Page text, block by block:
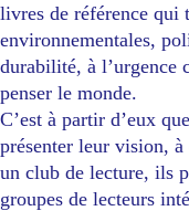
livres de référence qui
environnementales,
durabilité, à l’urgence
penser le monde.
C’est à partir d’eux
présenter leur vision,
un club de lecture, ils
groupes de lecteurs